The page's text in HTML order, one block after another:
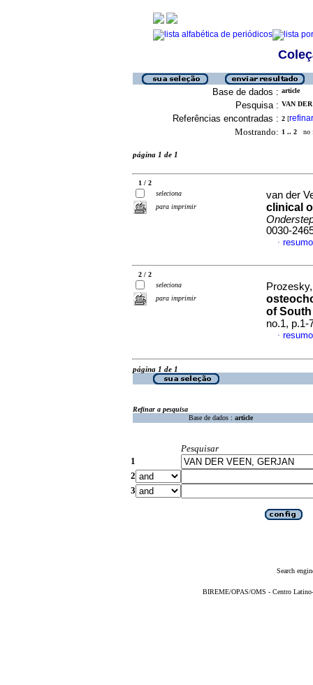
Base de dados : article
Pesquisa : VAN
Referências encontradas : 2 [refinar
Mostrando: 1 .. 2 no
página 1 de 1
1 / 2
seleciona
para imprimir
van der
clinical
0030-
·
2 / 2
seleciona
para imprimir
of
no.1, p.1-
·
página 1 de 1
Refinar a pesquisa
Base de dados : article
Pesquisar
1
2
3
Search
BIREME/OPAS/OMS - Centro Latino-